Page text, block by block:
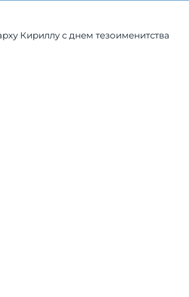
Кириллу с днем тезоименитства